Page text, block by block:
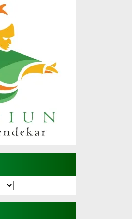
Pimpinan Daerah (DPD)
menghelat Musyawarah…